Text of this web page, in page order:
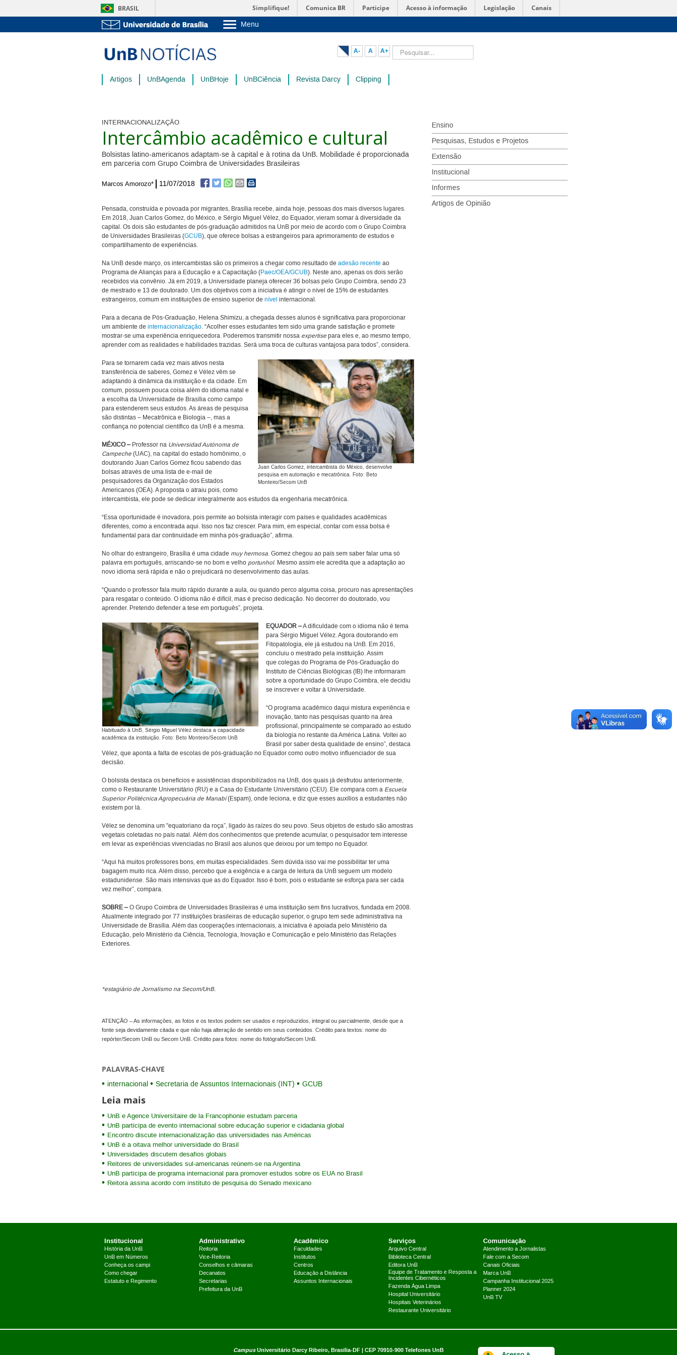
BRASIL Simplifique! Comunica BR Participe Acesso à informação Legislação Canais
Menu
Pós-Graduação
Administração
A- A A+ Pesquisar...
Artigos UnBAgenda UnBHoje UnBCiência Revista Darcy Clipping
INTERNACIONALIZAÇÃO
Intercâmbio acadêmico e cultural
Bolsistas latino-americanos adaptam-se à capital e à rotina da UnB. Mobilidade é proporcionada
em parceria com Grupo Coimbra de Universidades Brasileiras
Marcos Amorozo* 11/07/2018
Pensada, construída e povoada por migrantes, Brasília recebe, ainda hoje, pessoas dos mais diversos lugares.
Em 2018, Juan Carlos Gomez, do México, e Sérgio Miguel Vélez, do Equador, vieram somar à diversidade da
capital. Os dois são estudantes de pós-graduação admitidos na UnB por meio de acordo com o Grupo Coimbra
de Universidades Brasileiras (GCUB), que oferece bolsas a estrangeiros para aprimoramento de estudos e
compartilhamento de experiências.
Na UnB desde março, os intercambistas são os primeiros a chegar como resultado de adesão recente ao
Programa de Alianças para a Educação e a Capacitação (Paec/OEA/GCUB). Neste ano, apenas os dois serão
recebidos via convênio. Já em 2019, a Universidade planeja oferecer 36 bolsas pelo Grupo Coimbra, sendo 23
de mestrado e 13 de doutorado. Um dos objetivos com a iniciativa é atingir o nível de 15% de estudantes
estrangeiros, comum em instituições de ensino superior de nível internacional.
Para a decana de Pós-Graduação, Helena Shimizu, a chegada desses alunos é significativa para proporcionar
um ambiente de internacionalização. “Acolher esses estudantes tem sido uma grande satisfação e promete
mostrar-se uma experiência enriquecedora. Poderemos transmitir nossa expertise para eles e, ao mesmo tempo,
aprender com as realidades e habilidades trazidas. Será uma troca de culturas vantajosa para todos”, considera.
Juan Carlos Gomez, intercambista do México, desenvolve
pesquisa em automação e mecatrônica. Foto: Beto
Monteiro/Secom UnB
Para se tornarem cada vez mais ativos nesta
transferência de saberes, Gomez e Vélez vêm se
adaptando à dinâmica da instituição e da cidade. Em
comum, possuem pouca coisa além do idioma natal e
a escolha da Universidade de Brasília como campo
para estenderem seus estudos. As áreas de pesquisa
são distintas – Mecatrônica e Biologia –, mas a
confiança no potencial científico da UnB é a mesma.
MÉXICO –Professor na Universidad Autónoma de
Campeche (UAC), na capital do estado homônimo, o
doutorando Juan Carlos Gomez ficou sabendo das
bolsas através de uma lista de e-mail de
pesquisadores da Organização dos Estados
Americanos (OEA). A proposta o atraiu pois, como
intercambista, ele pode se dedicar integralmente aos estudos da engenharia mecatrônica.
“Essa oportunidade é inovadora, pois permite ao bolsista interagir com países e qualidades acadêmicas
diferentes, como a encontrada aqui. Isso nos faz crescer. Para mim, em especial, contar com essa bolsa é
fundamental para dar continuidade em minha pós-graduação”, afirma.
No olhar do estrangeiro, Brasília é uma cidade muy hermosa. Gomez chegou ao país sem saber falar uma só
palavra em português, arriscando-se no bom e velho portunhol. Mesmo assim ele acredita que a adaptação ao
novo idioma será rápida e não o prejudicará no desenvolvimento das aulas.
“Quando o professor fala muito rápido durante a aula, ou quando perco alguma coisa, procuro nas apresentações
para resgatar o conteúdo. O idioma não é difícil, mas é preciso dedicação. No decorrer do doutorado, vou
aprender. Pretendo defender a tese em português”, projeta.
Habituado à UnB, Sérgio Miguel Vélez destaca a capacidade
acadêmica da instituição. Foto: Beto Monteiro/Secom UnB
EQUADOR –A dificuldade com o idioma não é tema
para Sérgio Miguel Vélez. Agora doutorando em
Fitopatologia, ele já estudou na UnB. Em 2016,
concluiu o mestrado pela instituição. Assim
que colegas do Programa de Pós-Graduação do
Instituto de Ciências Biológicas (IB) lhe informaram
sobre a oportunidade do Grupo Coimbra, ele decidiu
se inscrever e voltar à Universidade.
“O programa acadêmico daqui mistura experiência e
inovação, tanto nas pesquisas quanto na área
profissional, principalmente se comparado ao estudo
da biologia no restante da América Latina. Voltei ao
Brasil por saber desta qualidade de ensino”, destaca
Vélez, que aponta a falta de escolas de pós-graduação no Equador como outro motivo influenciador de sua
decisão.
O bolsista destaca os benefícios e assistências disponibilizados na UnB, dos quais já desfrutou anteriormente,
como o Restaurante Universitário (RU) e a Casa do Estudante Universitário (CEU). Ele compara com a Escuela
Superior Politécnica Agropecuária de Manabí(Espam), onde leciona, e diz que esses auxílios a estudantes não
existem por lá.
Vélez se denomina um "equatoriano da roça”, ligado às raízes do seu povo. Seus objetos de estudo são amostras
vegetais coletadas no país natal. Além dos conhecimentos que pretende acumular, o pesquisador tem interesse
em levar as experiências vivenciadas no Brasil aos alunos que deixou por um tempo no Equador.
“Aqui há muitos professores bons, em muitas especialidades. Sem dúvida isso vai me possibilitar ter uma
bagagem muito rica. Além disso, percebo que a exigência e a carga de leitura da UnB seguem um modelo
estadunidense. São mais intensivas que as do Equador. Isso é bom, pois o estudante se esforça para ser cada
vez melhor”, compara.
SOBRE –O Grupo Coimbra de Universidades Brasileiras é uma instituição sem fins lucrativos, fundada em 2008.
Atualmente integrado por 77 instituições brasileiras de educação superior, o grupo tem sede administrativa na
Universidade de Brasília. Além das cooperações internacionais, a iniciativa é apoiada pelo Ministério da
Educação, pelo Ministério da Ciência, Tecnologia, Inovação e Comunicação e pelo Ministério das Relações
Exteriores.
*estagiário de Jornalismo na Secom/UnB.
ATENÇÃO – As informações, as fotos e os textos podem ser usados e reproduzidos, integral ou parcialmente, desde que a
fonte seja devidamente citada e que não haja alteração de sentido em seus conteúdos. Crédito para textos: nome do
repórter/Secom UnB ou Secom UnB. Crédito para fotos: nome do fotógrafo/Secom UnB.
PALAVRAS-CHAVE
internacional Secretaria de Assuntos Internacionais (INT) GCUB
Leia mais
UnB e Agence Universitaire de la Francophonie estudam parceria
UnB participa de evento internacional sobre educação superior e cidadania global
Encontro discute internacionalização das universidades nas Américas
UnB é a oitava melhor universidade do Brasil
Universidades discutem desafios globais
Reitores de universidades sul-americanas reúnem-se na Argentina
UnB participa de programa internacional para promover estudos sobre os EUA no Brasil
Reitora assina acordo com instituto de pesquisa do Senado mexicano
Ensino
Pesquisas, Estudos e Projetos
Extensão
Institucional
Informes
Artigos de Opinião
Institucional
História da UnB
UnB em Números
Conheça os campi
Como chegar
Estatuto e Regimento
Administrativo
Reitoria
Vice-Reitoria
Conselhos e câmaras
Decanatos
Secretarias
Prefeitura da UnB
Acadêmico
Faculdades
Institutos
Centros
Educação a Distância
Assuntos Internacionais
Serviços
Arquivo Central
Biblioteca Central
Editora UnB
Equipe de Tratamento e Resposta a
Incidentes Cibernéticos
Fazenda Água Limpa
Hospital Universitário
Hospitais Veterinários
Restaurante Universitário
Comunicação
Atendimento a Jornalistas
Fale com a Secom
Canais Oficiais
Marca UnB
Campanha Institucional 2025
Planner 2024
UnB TV
CampusUniversitário Darcy Ribeiro, Brasília-DF | CEP 70910-900 Telefones UnB